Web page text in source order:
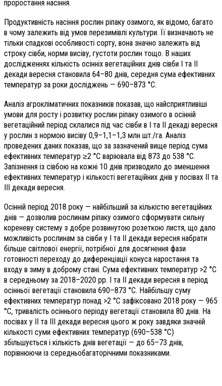
проростання насіння.
Продуктивність насіння рослин ріпаку озимого, як відомо, багато
в чому залежить від умов перезимівлі культури. Її визначають не
тільки спадкові особливості сорту, вона значно залежить від
строку сівби, норми висіву, густоти рослин тощо. В наших
дослідженнях кількість осінніх вегетаційних днів сівби І та ІІ
декади вересня становила 64–80 днів, середня сума ефективних
температур за роки досліджень — 690–873 °C.
Аналіз агрокліматичних показників показав, що найсприятливіші
умови для росту і розвитку рослин ріпаку озимого в осінній
вегетаційний період склалися під час сівби в І та ІІ декаді вересня
у рослин з нормою висіву 0,9–1,1–1,3 млн шт./га. Аналіз
проведених даних показав, що за зазначений вище період сума
ефективних температур ≥2 °C варіювала від 873 до 538 °C.
Запізнення із сівбою на кожні 10 днів призводило до зменшення
ефективних температур і кількості вегетаційних днів у посівах ІІ та
ІІІ декади вересня.
Осінній період 2018 року — найбільший за кількістю вегетаційних
днів — дозволив рослинам ріпаку озимого сформувати сильну
кореневу систему з добре розвинутою розеткою листя, що дало
можливість рослинам за сівби у І та ІІ декади вересня набрати
більше світлової енергії, потрібної для досягнення фази
готовності переходу до диференціації конуса наростання та
входу в зиму в доброму стані. Сума ефективних температур >2 °C
в середньому за 2018–2020 рр. І та ІІ декади вересня в період
осінньої вегетації становила 690–873 °C. Найбільшу суму
ефективних температур понад >2 °C зафіксовано 2018 року — 965
°C, тривалість осіннього періоду вегетації становила 80 днів. На
посівах у ІІ та ІІІ декади вересня цього ж року завдяки значній
кількості суми ефективних температур (690–538 °C)
збільшується і кількість днів вегетації — до 65–73 днів,
порівнюючи із середньобагаторічними показниками.